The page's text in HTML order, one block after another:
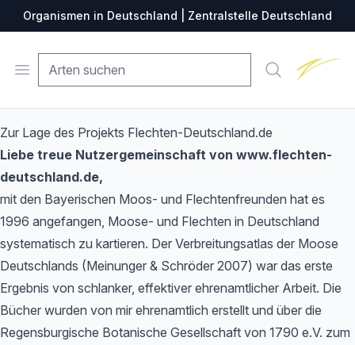
Organismen in Deutschland | Zentralstelle Deutschland
Open menu Suche
Zur Lage des Projekts Flechten-Deutschland.de
Liebe treue Nutzergemeinschaft von www.flechten-
deutschland.de,
mit den Bayerischen Moos- und Flechtenfreunden hat es
1996 angefangen, Moose- und Flechten in Deutschland
systematisch zu kartieren. Der Verbreitungsatlas der Moose
Deutschlands (Meinunger & Schröder 2007) war das erste
Ergebnis von schlanker, effektiver ehrenamtlicher Arbeit. Die
Bücher wurden von mir ehrenamtlich erstellt und über die
Regensburgische Botanische Gesellschaft von 1790 e.V. zum